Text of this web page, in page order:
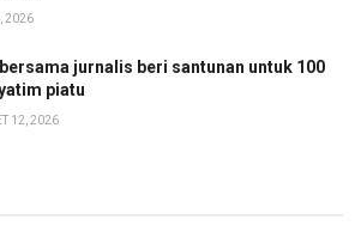
2026
jurnalis beri santunan untuk 100
piatu
12, 2026